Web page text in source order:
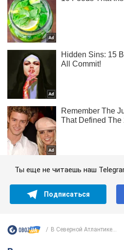
Ты еще не читаешь наш
Подписаться
В Северной Атлантике...